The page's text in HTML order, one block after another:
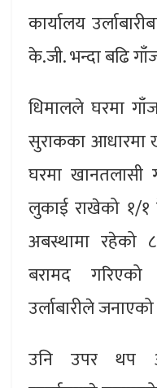
कार्यालय
के.जी. भन्दा बढि
धिमालले घरमा
सुराकका आधारमा
घरमा खानतलासी
लुकाई राखेको १/
अबस्थामा रहेको
बरामद गरिएको
उर्लाबारीले
उनि उपर थप